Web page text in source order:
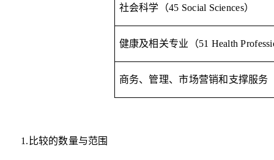
社会科学（45 Social Sciences）
健康及相关专业（51 Health
商务、管理、市场营销和支撑服务
1. 比较的数量与范围